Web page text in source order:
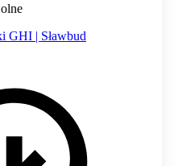
GHI | Sławbud